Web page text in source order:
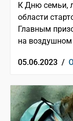
К Дню семьи,
области
Главным
на
05.06.2023 /